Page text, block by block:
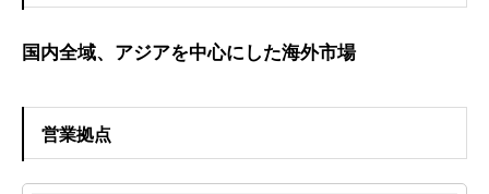
国内全域、アジアを中心にした海外市場
営業拠点